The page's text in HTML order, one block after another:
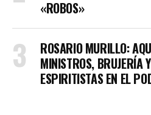
«ROBOS»
ROSARIO MURILLO:
MINISTROS, BRUJERÍA
ESPIRITISTAS EN EL